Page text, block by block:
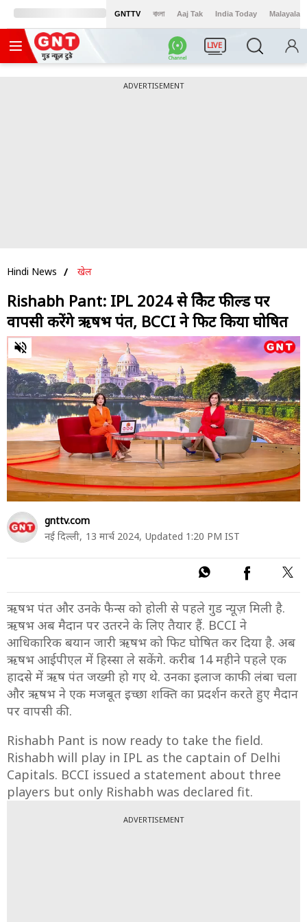
GNTTV বাংলা Aaj Tak India Today Malayalam
LIVE
ADVERTISEMENT
Hindi News खेल
Rishabh Pant: IPL 2024 से क्रिकेट फील्ड पर
वापसी करेंगे ऋषभ पंत, BCCI ने फिट किया घोषित
0
of
37
seconds
gnttv.com
नई दिल्ली, 13 मार्च 2024, Updated 1:20 PM IST
ऋषभ पंत और उनके फैन्स को होली से पहले गुड न्यूज़ मिली है.
ऋषभ अब मैदान पर उतरने के लिए तैयार हैं. BCCI ने
आधिकारिक बयान जारी ऋषभ को फिट घोषित कर दिया है. अब
ऋषभ आईपीएल में हिस्सा ले सकेंगे. करीब 14 महीने पहले एक
हादसे में ऋष पंत जख्मी हो गए थे. उनका इलाज काफी लंबा चला
और ऋषभ ने एक मजबूत इच्छा शक्ति का प्रदर्शन करते हुए मैदान
पर वापसी की.
Rishabh Pant is now ready to take the field.
Rishabh will play in IPL as the captain of Delhi
Capitals. BCCI issued a statement about three
players but only Rishabh was declared fit.
ADVERTISEMENT